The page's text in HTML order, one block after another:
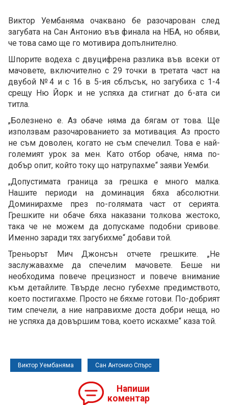
Виктор Уембаняма очаквано бе разочарован след
загубата на Сан Антонио във финала на НБА, но обяви,
че това само ще го мотивира допълнително.
Шпорите водеха с двуцифрена разлика във всеки от
мачовете, включително с 29 точки в третата част на
двубой №4 и с 16 в 5-ия сблъсък, но загубиха с 1-4
срещу Ню Йорк и не успяха да стигнат до 6-ата си
титла.
„Болезнено е. Аз обаче няма да бягам от това. Ще
използвам разочарованието за мотивация. Аз просто
не съм доволен, когато не съм спечелил. Това е най-
големият урок за мен. Като отбор обаче, няма по-
добър опит, който току що натрупахме“ заяви Уемби.
„Допустимата граница за грешка е много малка.
Нашите периоди на доминация бяха абсолютни.
Доминирахме през по-голямата част от серията.
Грешките ни обаче бяха наказани толкова жестоко,
така че не можем да допускаме подобни сривове.
Именно заради тях загубихме“ добави той.
Треньорът Мич Джонсън отчете грешките. „Не
заслужавахме да спечелим мачовете. Беше ни
необходима повече прецизност и повече внимание
към детайлите. Твърде лесно губехме предимството,
което постигахме. Просто не бяхме готови. По-добрият
тим спечели, а ние направихме доста добри неща, но
не успяха да довършим това, което искахме“ каза той.
Виктор Уембаняма Сан Антонио Спърс
Напиши
коментар